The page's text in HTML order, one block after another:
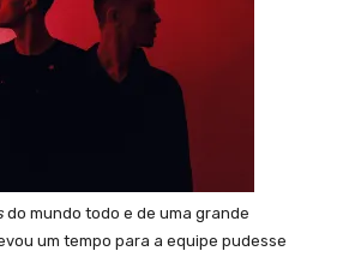
do mundo todo e de uma grande
um tempo para a equipe pudesse